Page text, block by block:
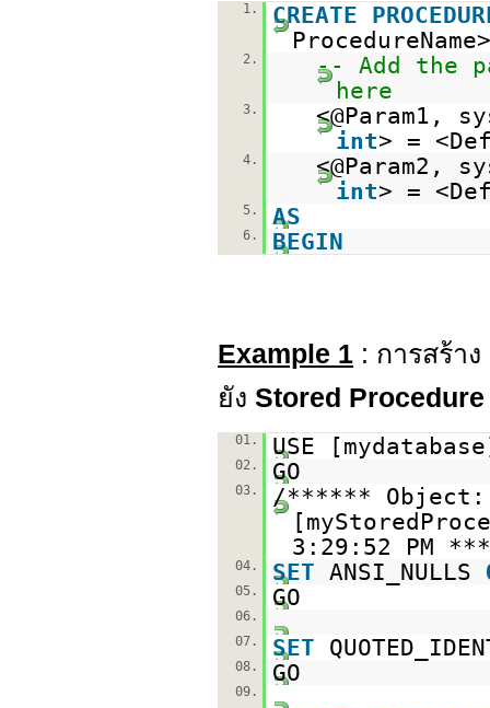
1. CREATE
ProcedureName>
2.
-- Add the
here
3.
<@Param1,
int> =
4.
<@Param2,
int> =
5. AS
6. BEGIN
Example 1 : การสร้าง
ยัง Stored Procedure
01. USE
02. GO
03.
/****** Object:
3:29:52 PM
04. SET ANSI_NULLS
05. GO
06.
07.
SET
08. GO
09.